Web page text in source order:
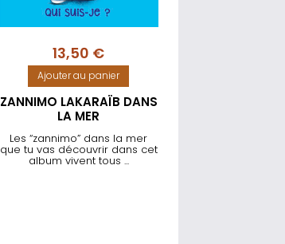
13,50 €
Ajouter au panier
ZANNIMO LAKARAÏB DANS
LA MER
Les “zannimo” dans la mer
que tu vas découvrir dans cet
album vivent tous ...